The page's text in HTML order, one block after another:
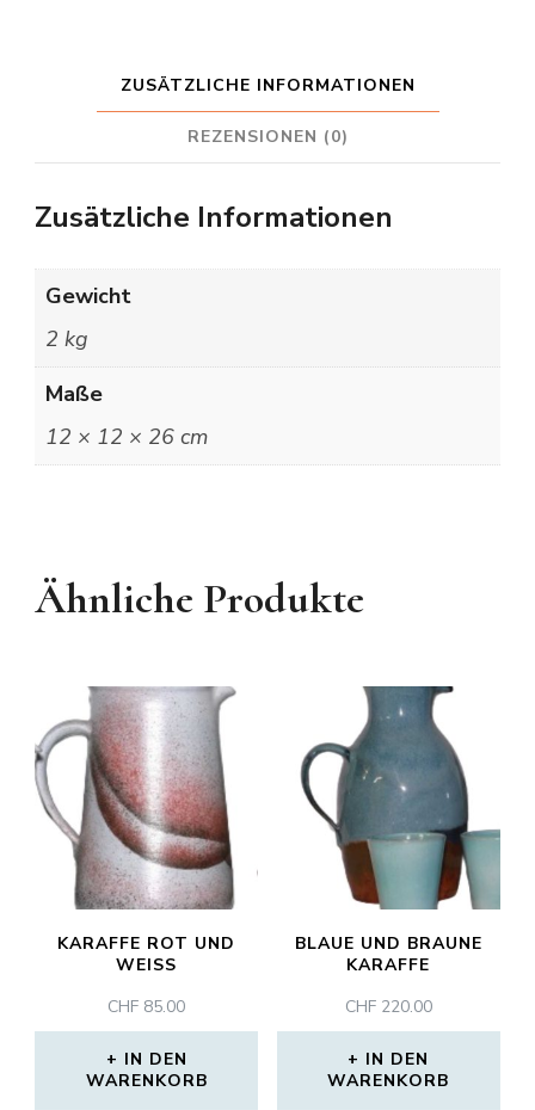
ZUSÄTZLICHE INFORMATIONEN
REZENSIONEN (0)
Zusätzliche Informationen
Gewicht
2 kg
Maße
12 × 12 × 26 cm
Ähnliche Produkte
KARAFFE ROT UND
WEISS
CHF 85.00
IN DEN
WARENKORB
BLAUE UND BRAUNE
KARAFFE
CHF220.00
IN DEN
WARENKORB